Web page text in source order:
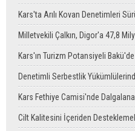
Sahaya Taşındı
Kars'ta Arılı Kovan Denetimleri
Milletvekili Çalkın, Digor'a 47,8
Sağlık Yatırımı Başlıyor
Kars'ın Turizm Potansiyeli Bakü'de
Denetimli Serbestlik
Temizlik Desteği
Kars Fethiye Camisi'nde
Bayrağı Görenlerin Beğenisini
Cilt Kalitesini İçeriden